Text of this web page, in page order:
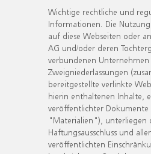
Wichtige rechtliche und
Informationen. Die
auf diese Webseiten oder
AG und/oder deren
verbundenen
Zweigniederlassungen
bereitgestellte verlinkte
hierin enthaltenen Inhalte,
veröffentlichter Dokumente
"Materialien"), unterliegen
Haftungsausschluss und
veröffentlichten